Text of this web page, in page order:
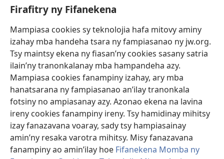
Firafitry ny Fifanekena
Mampiasa cookies sy teknolojia hafa mitovy aminy
izahay mba handeha tsara ny fampiasanao ny jw.org.
Tsy maintsy ekena ny fiasan’ny cookies sasany satria
ilain’ny tranonkalanay mba hampandeha azy.
Mampiasa cookies fanampiny izahay, ary mba
hanatsarana ny fampiasanao an’ilay tranonkala
fotsiny no ampiasanay azy. Azonao ekena na lavina
ireny cookies fanampiny ireny. Tsy hamidinay mihitsy
izay fanazavana voaray, sady tsy hampiasainay
amin’ny resaka varotra mihitsy. Misy fanazavana
fanampiny ao amin’ilay hoe Fifanekena Momba ny
Fanampiana
Fanomezana
(manokatra
rohy)
FITEHIRIZAM-BOKIN’NY Vavolombelon’i Jehovah
(manokatra
rohy)
JW Hub
(manokatra
rohy)
JW Library
Watchtower Library ®